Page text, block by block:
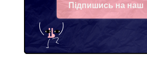
Підпишись на наш
Telegram